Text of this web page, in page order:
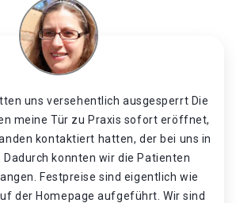
uns versehentlich ausgesperrt Die
meine Tür zu Praxis sofort eröffnet,
kontaktiert hatten, der bei uns in
Dadurch konnten wir die Patienten
Festpreise sind eigentlich wie
der Homepage aufgeführt. Wir sind